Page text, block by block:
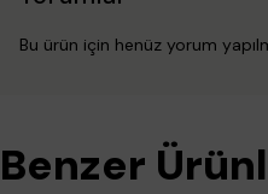
Bu ürün için henüz yorum
Benzer